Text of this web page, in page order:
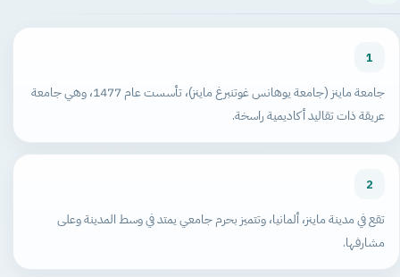
1
جامعة ماينز (جامعة يوهانس غوتنبرغ ماينز)، تأسست عام 1477، وهي جامعة
عريقة ذات تقاليد أكاديمية راسخة.
2
تقع في مدينة ماينز، ألمانيا، وتتميز بحرم جامعي يمتد في وسط المدينة وعلى
مشارفها.